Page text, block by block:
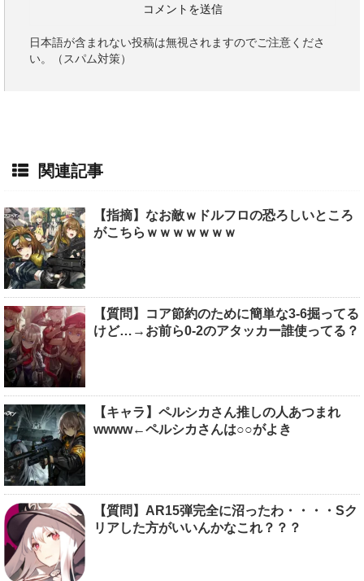
日本語が含まれない投稿は無視されますのでご注意くださ
い。（スパム対策）
関連記事
【指摘】なお敵ｗドルフロの恐ろしいところ
がこちらｗｗｗｗｗｗｗ
【質問】コア節約のために簡単な3-6掘ってる
けど…→お前ら0-2のアタッカー誰使ってる？
【キャラ】ペルシカさん推しの人あつまれ
wwww←ペルシカさんは○○がよき
【質問】AR15弾完全に沼ったわ・・・・Sク
リアした方がいいんかなこれ？？？